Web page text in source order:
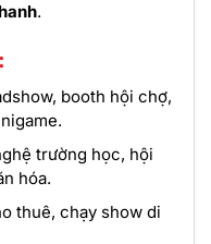
.
booth hội chợ,
trường học, hội
hóa.
thuê, chạy show di